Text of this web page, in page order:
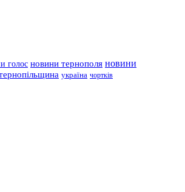
голос новини тернополя новини
україна чортків